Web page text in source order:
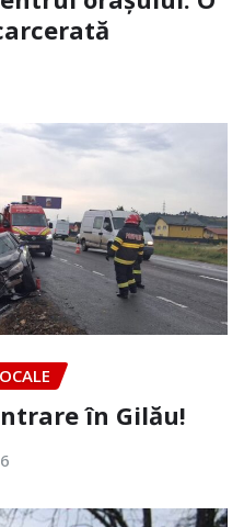
în Gilău!